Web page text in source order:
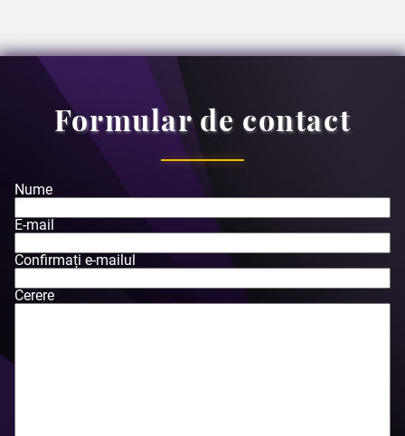
Formular de contact
Nume
E-mail
Confirmați e-mailul
Cerere